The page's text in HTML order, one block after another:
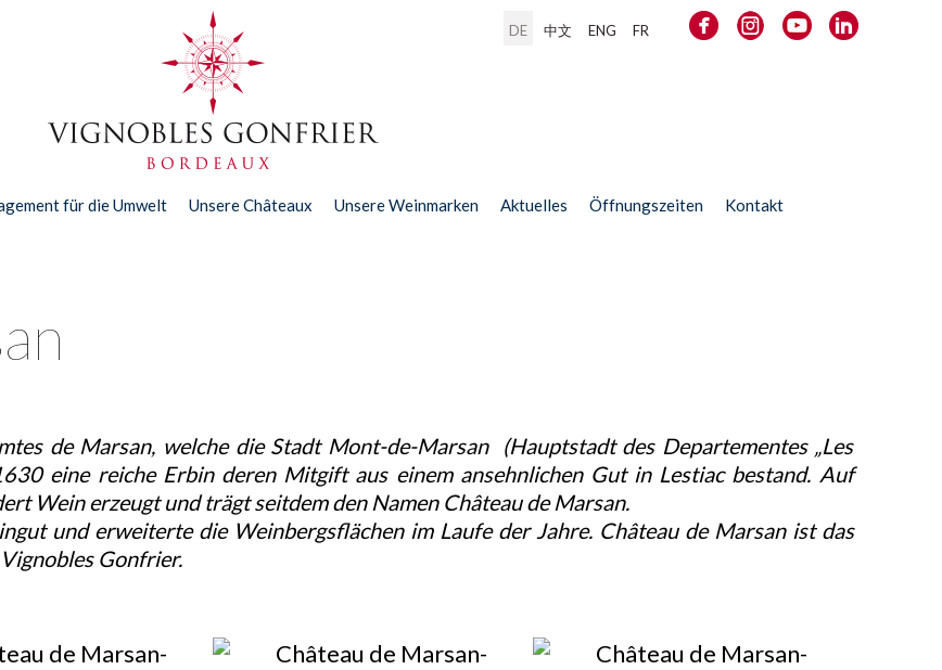
DE 中文 ENG FR
für die Umwelt Unsere Châteaux Unsere Weinmarken Aktuelles Öffnungszeiten Kontakt
de Marsan, welche die Stadt Mont-de-Marsan (Hauptstadt des Departementes „Les
eine reiche Erbin deren Mitgift aus einem ansehnlichen Gut in Lestiac bestand. Auf
Wein erzeugt und trägt seitdem den Namen Château de Marsan.
und erweiterte die Weinbergsflächen im Laufe der Jahre. Château de Marsan ist das
Gonfrier.